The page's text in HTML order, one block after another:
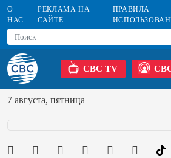
О
НАС
РЕКЛАМА НА
САЙТЕ
ПРАВИЛА
CBC TV
7 августа, пятница